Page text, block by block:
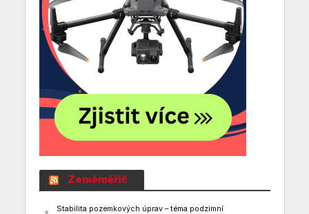
Zeměměřič
Stabilita pozemkových úprav – téma podzimní